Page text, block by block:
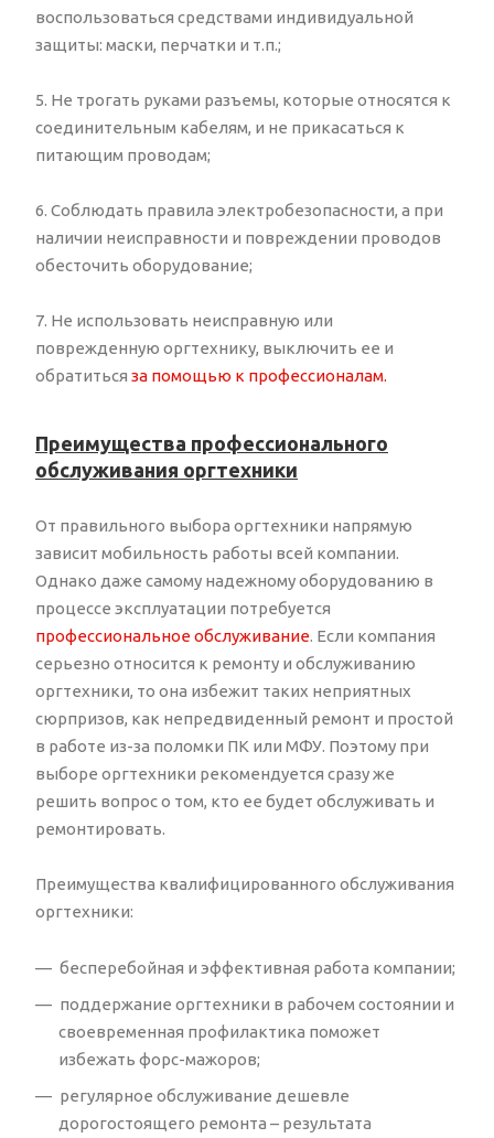
воспользоваться средствами индивидуальной
защиты: маски, перчатки и т.п.;
5. Не трогать руками разъемы, которые относятся к
соединительным кабелям, и не прикасаться к
питающим проводам;
6. Соблюдать правила электробезопасности, а при
наличии неисправности и повреждении проводов
обесточить оборудование;
7. Не использовать неисправную или
поврежденную оргтехнику, выключить ее и
обратиться за помощью к профессионалам.
Преимущества профессионального
обслуживания оргтехники
От правильного выбора оргтехники напрямую
зависит мобильность работы всей компании.
Однако даже самому надежному оборудованию в
процессе эксплуатации потребуется
профессиональное обслуживание. Если компания
серьезно относится к ремонту и обслуживанию
оргтехники, то она избежит таких неприятных
сюрпризов, как непредвиденный ремонт и простой
в работе из-за поломки ПК или МФУ. Поэтому при
выборе оргтехники рекомендуется сразу же
решить вопрос о том, кто ее будет обслуживать и
ремонтировать.
Преимущества квалифицированного обслуживания
оргтехники:
бесперебойная и эффективная работа компании;
поддержание оргтехники в рабочем состоянии и
своевременная профилактика поможет
избежать форс-мажоров;
регулярное обслуживание дешевле
дорогостоящего ремонта – результата